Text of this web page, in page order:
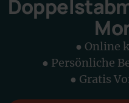
● Online
● Persönliche
● Gratis